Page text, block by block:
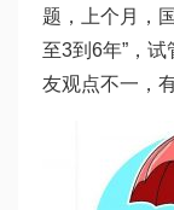
题，上个月，
至3到6年”， 试
友观点不一，